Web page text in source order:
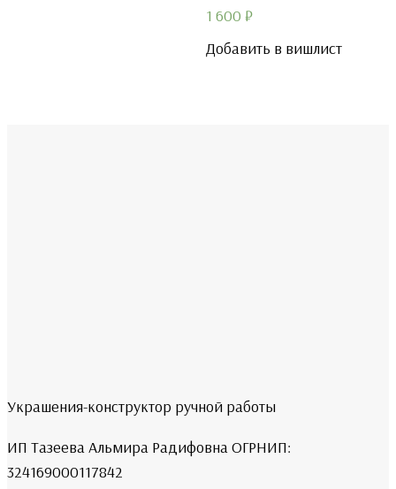
1 600 ₽
Добавить в вишлист
Украшения-конструктор ручной работы
ИП Тазеева Альмира Радифовна ОГРНИП:
324169000117842